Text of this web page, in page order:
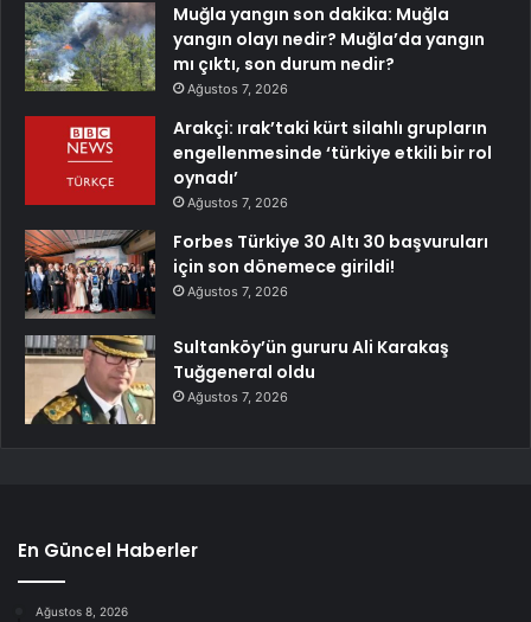
Muğla yangın son dakika: Muğla
yangın olayı nedir? Muğla’da yangın
mı çıktı, son durum nedir?
Ağustos 7, 2026
Arakçi: ırak’taki kürt silahlı grupların
engellenmesinde ‘türkiye etkili bir rol
oynadı’
Ağustos 7, 2026
Forbes Türkiye 30 Altı 30 başvuruları
için son dönemece girildi!
Ağustos 7, 2026
Sultanköy’ün gururu Ali Karakaş
Tuğgeneral oldu
Ağustos 7, 2026
En Güncel Haberler
Ağustos 8, 2026